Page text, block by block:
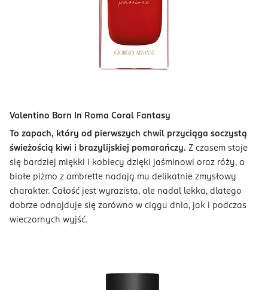
Valentino Born In Roma Coral Fantasy
To zapach, który od pierwszych chwil przyciąga soczystą
świeżością kiwi i brazylijskiej pomarańczy. Z czasem staje
się bardziej miękki i kobiecy dzięki jaśminowi oraz róży, a
białe piżmo z ambrette nadają mu delikatnie zmysłowy
charakter. Całość jest wyrazista, ale nadal lekka, dlatego
dobrze odnajduje się zarówno w ciągu dnia, jak i podczas
wieczornych wyjść.